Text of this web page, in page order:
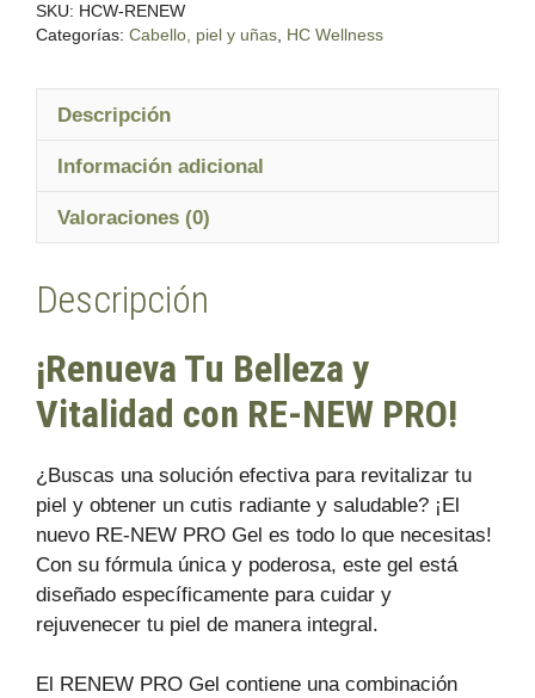
PRO
SKU: HCW-RENEW
Categorías: Cabello, piel y uñas, HC Wellness
Descripción
Información adicional
Valoraciones (0)
Descripción
¡Renueva Tu Belleza y
Vitalidad con RE-NEW PRO!
¿Buscas una solución efectiva para revitalizar tu
piel y obtener un cutis radiante y saludable? ¡El
nuevo RE-NEW PRO Gel es todo lo que necesitas!
Con su fórmula única y poderosa, este gel está
diseñado específicamente para cuidar y
rejuvenecer tu piel de manera integral.
El RENEW PRO Gel contiene una combinación